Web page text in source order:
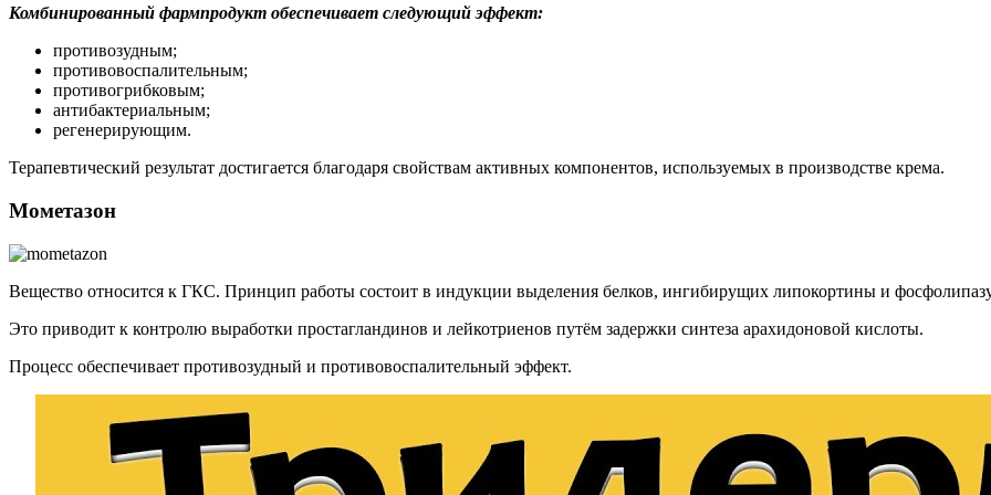
Комбинированный фармпродукт обеспечивает следующий эффект:
противозудным;
противовоспалительным;
противогрибковым;
антибактериальным;
регенерирующим.
Терапевтический результат достигается благодаря свойствам активных компонентов, используемых в производстве крема.
Мометазон
Вещество относится к ГКС. Принцип работы состоит в индукции выделения белков, ингибирущих липокортины и
Это приводит к контролю выработки простагландинов и лейкотриенов путём задержки синтеза арахидоновой кислоты.
Процесс обеспечивает противозудный и противовоспалительный эффект.